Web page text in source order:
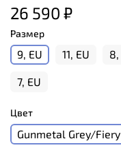
26 590 ₽
Размер
9, EU 11, EU 8,
7, EU
Цвет
Gunmetal Grey/